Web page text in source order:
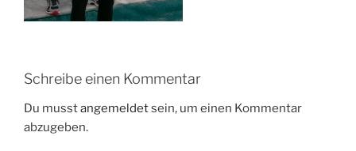
Schreibe einen Kommentar
Du musstangemeldetsein, um einen Kommentar
abzugeben.